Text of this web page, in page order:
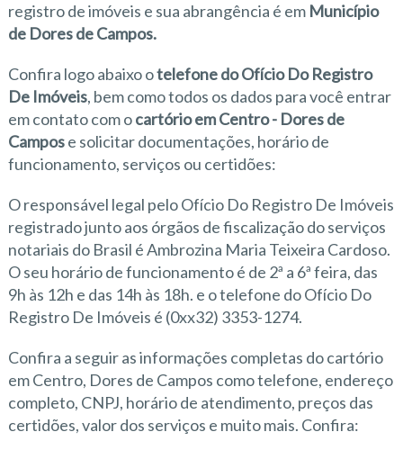
registro de imóveis e sua abrangência é em Município
de Dores de Campos.
Confira logo abaixo otelefone do Ofício Do Registro
De Imóveis, bem como todos os dados para você entrar
em contato com ocartório em Centro - Dores de
Campose solicitar documentações, horário de
funcionamento, serviços ou certidões:
O responsável legal pelo Ofício Do Registro De Imóveis
registrado junto aos órgãos de fiscalização do serviços
notariais do Brasil é Ambrozina Maria Teixeira Cardoso.
O seu horário de funcionamento é de 2ª a 6ª feira, das
9h às 12h e das 14h às 18h. e o telefone do Ofício Do
Registro De Imóveis é (0xx32) 3353-1274.
Confira a seguir as informações completas do cartório
em Centro, Dores de Campos como telefone, endereço
completo, CNPJ, horário de atendimento, preços das
certidões, valor dos serviços e muito mais. Confira: